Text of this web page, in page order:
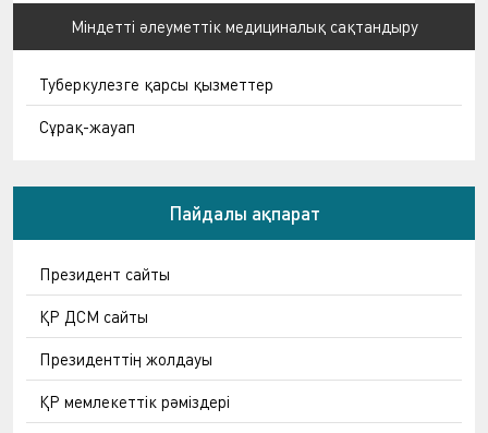
Міндетті әлеуметтік медициналық сақтандыру
Туберкулезге қарсы қызметтер
Сұрақ-жауап
Пайдалы ақпарат
Президент сайты
ҚР ДСМ сайты
Президенттің жолдауы
ҚР мемлекеттік рәміздері